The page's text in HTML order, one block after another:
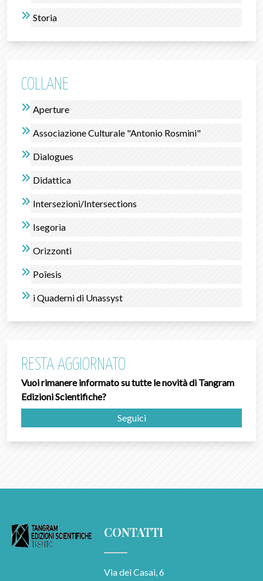
Storia
COLLANE
Aperture
Associazione Culturale "Antonio Rosmini"
Dialogues
Didattica
Intersezioni/Intersections
Isegorìa
Orizzonti
Poîesis
i Quaderni di Unassyst
RESTA AGGIORNATO
Vuoi rimanere informato su tutte le novità di Tangram
Edizioni Scientifiche?
Seguici
CONTATTI
Via dei Casai, 6